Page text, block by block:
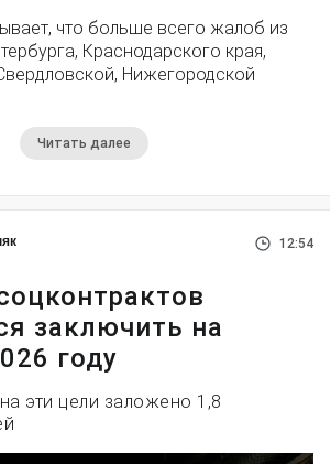
что больше всего жалоб из
Краснодарского края,
Нижегородской
Читать далее
12:54
заключить на
году
эти цели заложено 1,8